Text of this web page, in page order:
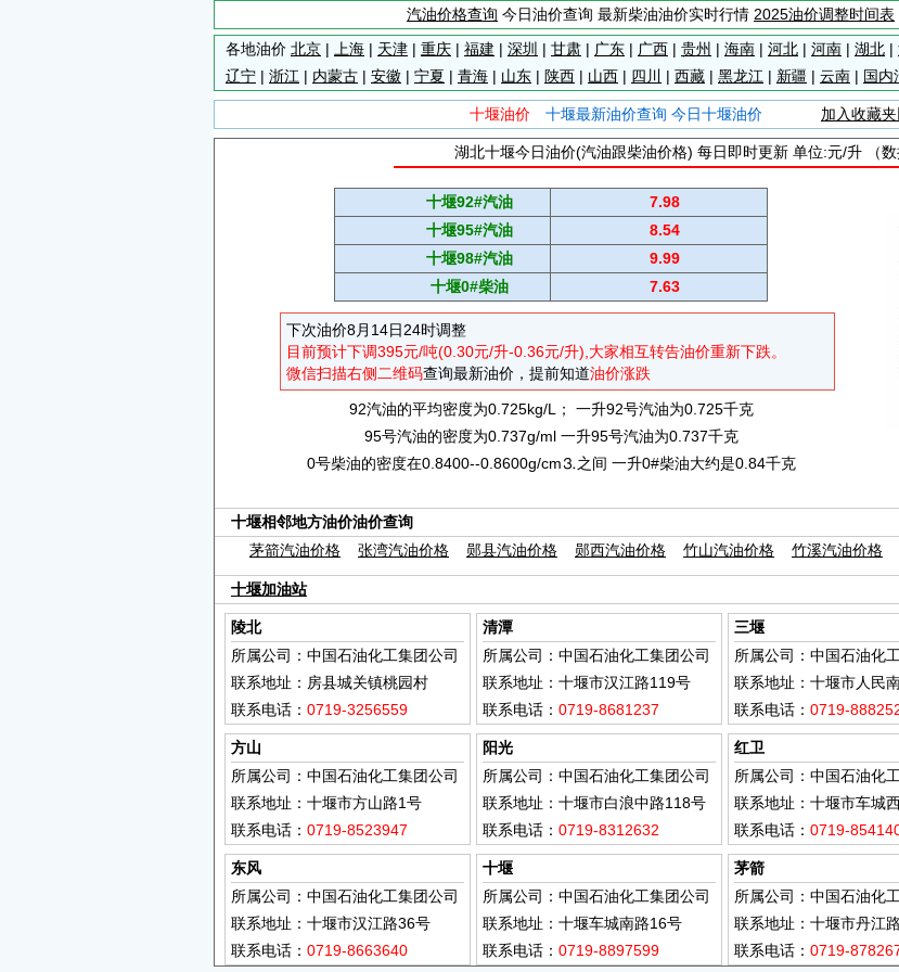
汽油价格查询 今日油价查询 最新柴油油价实时行情 2025油价调整时间表
各地油价 北京 | 上海 | 天津 | 重庆 | 福建 | 深圳 | 甘肃 | 广东 | 广西 | 贵州 | 海南 | 河北 | 河南 | 湖北 |
辽宁 | 浙江 | 内蒙古 | 安徽 | 宁夏 | 青海 | 山东 | 陕西 | 山西 | 四川 | 西藏 | 黑龙江 | 新疆 | 云南 | 国内
十堰油价 十堰最新油价查询 今日十堰油价 加入收藏
湖北十堰今日油价(汽油跟柴油价格) 每日即时更新 单位:元/升 （数
十堰92#汽油
7.98
十堰95#汽油
8.54
十堰98#汽油
9.99
十堰0#柴油
7.63
下次油价8月14日24时调整
目前预计下调395元/吨(0.30元/升-0.36元/升),大家相互转告油价重新下跌。
微信扫描右侧二维码查询最新油价，提前知道油价涨跌
92汽油的平均密度为0.725kg/L； 一升92号汽油为0.725千克
95号汽油的密度为0.737g/ml 一升95号汽油为0.737千克
0号柴油的密度在0.8400--0.8600g/cm⒊之间 一升0#柴油大约是0.84千克
十堰相邻地方油价油价查询
茅箭汽油价格
张湾汽油价格 郧县汽油价格 郧西汽油价格 竹山汽油价格 竹溪汽油价格
十堰加油站
陵北
所属公司：中国石油化工集团公司
联系地址：房县城关镇桃园村
联系电话： 0719-3256559
清潭
所属公司：中国石油化工集团公司
联系地址：十堰市汉江路119号
联系电话： 0719-8681237
三堰
所属公司：中国石油化
联系地址：十堰市人民
联系电话： 0719-
方山
所属公司：中国石油化工集团公司
联系地址：十堰市方山路1号
联系电话： 0719-8523947
阳光
所属公司：中国石油化工集团公司
联系地址：十堰市白浪中路118号
联系电话： 0719-8312632
红卫
所属公司：中国石油化
联系地址：十堰市车城
联系电话： 0719-
东风
所属公司：中国石油化工集团公司
联系地址：十堰市汉江路36号
联系电话： 0719-8663640
十堰
所属公司：中国石油化工集团公司
联系地址：十堰车城南路16号
联系电话： 0719-8897599
茅箭
所属公司：中国石油化
联系地址：十堰市丹江
联系电话： 0719-